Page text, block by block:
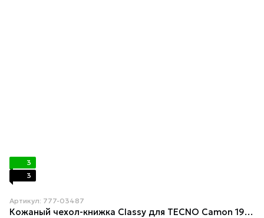
3
3
Артикул: 777-03487
Кожаный чехол-книжка Classy для TECNO Camon 19 Neo Черный